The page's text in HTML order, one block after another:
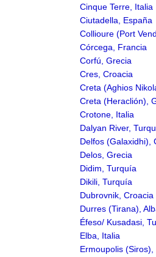
Cinque Terre, Italia
Ciutadella, España
Collioure (Port
Córcega, Francia
Corfú, Grecia
Cres, Croacia
Creta (Aghios
Creta (Heraclión),
Crotone, Italia
Dalyan River,
Delfos (Galaxidhi),
Delos, Grecia
Didim, Turquía
Dikili, Turquía
Dubrovnik, Croacia
Durres (Tirana),
Éfeso/ Kusadasi,
Elba, Italia
Ermoupolis (Siros),